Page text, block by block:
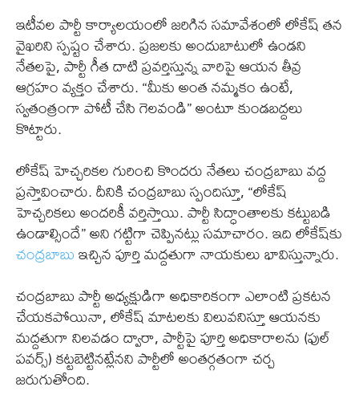
ఇటీవల పార్టీ కార్యాలయంలో జరిగిన సమావేశంలో లోకేష్ తన
వైఖరిని స్పష్టం చేశారు. ప్రజలకు అందుబాటులో ఉండని
నేతలపై, పార్టీ గీత దాటి ప్రవర్తిస్తున్న వారిపై ఆయన తీవ్ర
ఆగ్రహం వ్యక్తం చేశారు. “మీకు అంత నమ్మకం ఉంటే,
స్వతంత్రంగా పోటీ చేసి గెలవండి” అంటూ కుండబద్దలు
కొట్టారు.
లోకేష్ హెచ్చరికల గురించి కొందరు నేతలు చంద్రబాబు వద్ద
ప్రస్తావించారు. దీనికి చంద్రబాబు స్పందిస్తూ, “లోకేష్
హెచ్చరికలు అందరికీ వర్తిస్తాయి. పార్టీ సిద్ధాంతాలకు కట్టుబడి
ఉండాల్సిందే” అని గట్టిగా చెప్పినట్లు సమాచారం. ఇది లోకేష్‌కు
చంద్రబాబుఇచ్చిన పూర్తి మద్దతుగా నాయకులు భావిస్తున్నారు.
చంద్రబాబు పార్టీ అధ్యక్షుడిగా అధికారికంగా ఎలాంటి ప్రకటన
చేయకపోయినా, లోకేష్ మాటలకు విలువనిస్తూ ఆయనకు
మద్దతుగా నిలవడం ద్వారా, పార్టీపై పూర్తి అధికారాలను (ఫుల్
పవర్స్) కట్టబెట్టినట్లేనని పార్టీలో అంతర్గతంగా చర్చ
జరుగుతోంది.